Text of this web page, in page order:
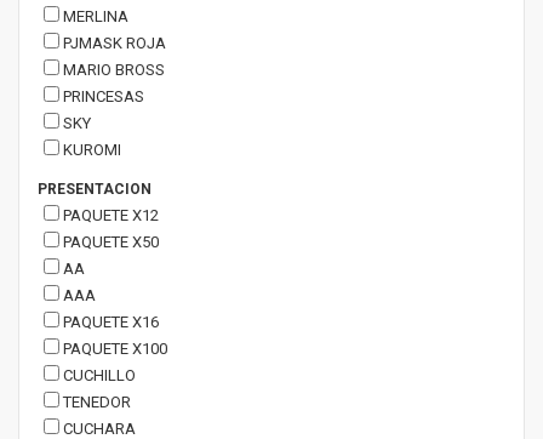
MERLINA
PJMASK ROJA
MARIO BROSS
PRINCESAS
SKY
KUROMI
PRESENTACION
PAQUETE X12
PAQUETE X50
AA
AAA
PAQUETE X16
PAQUETE X100
CUCHILLO
TENEDOR
CUCHARA